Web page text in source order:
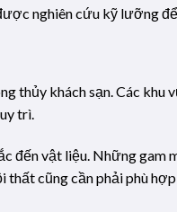
nghiên cứu kỹ lưỡng
thủy khách sạn. Các khu
trì.
đến vật liệu. Những gam
thất cũng cần phải phù